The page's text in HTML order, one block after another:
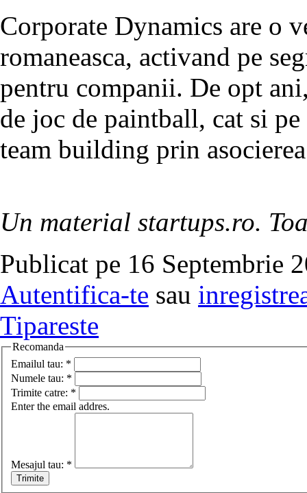
Corporate Dynamics are o
romaneasca, activand pe
pentru companii. De opt
de joc de paintball, cat si
team building prin
Un material startups.ro.
Publicat pe 16 Septembrie
Autentifica-te sau
Tipareste
Recomanda
Emailul tau: *
Numele tau: *
Trimite catre: *
Enter the email addres.
Mesajul tau: *